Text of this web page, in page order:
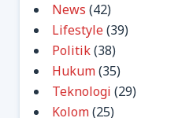
News (42)
Lifestyle(39)
Politik(38)
Hukum(35)
Teknologi (29)
Kolom(25)